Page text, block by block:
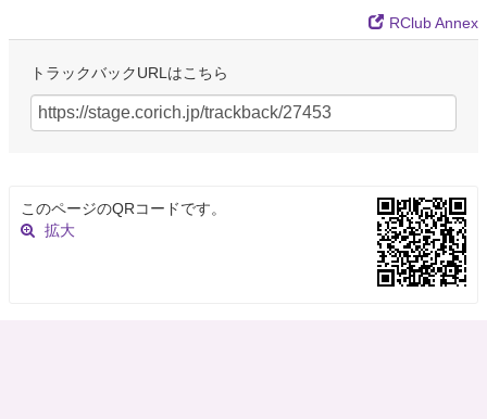
RClub Annex
トラックバックURLはこちら
このページのQRコードです。
拡大